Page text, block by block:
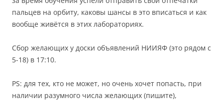
пальцев на орбиту, каковы шансы в это вписаться и как
вообще живётся в этих лабораториях.
Сбор желающих у доски объявлений НИИЯФ (это рядом с
5-18) в 17:10.
PS: для тех, кто не может, но очень хочет попасть, при
наличии разумного числа желающих (пишите),